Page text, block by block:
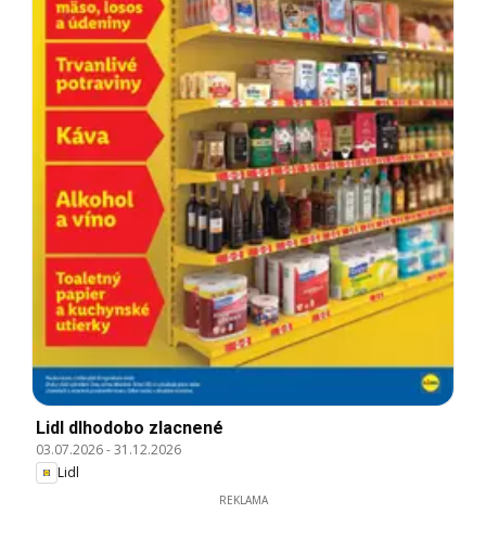
Lidl dlhodobo zlacnené
03.07.2026-31.12.2026
Lidl
REKLAMA